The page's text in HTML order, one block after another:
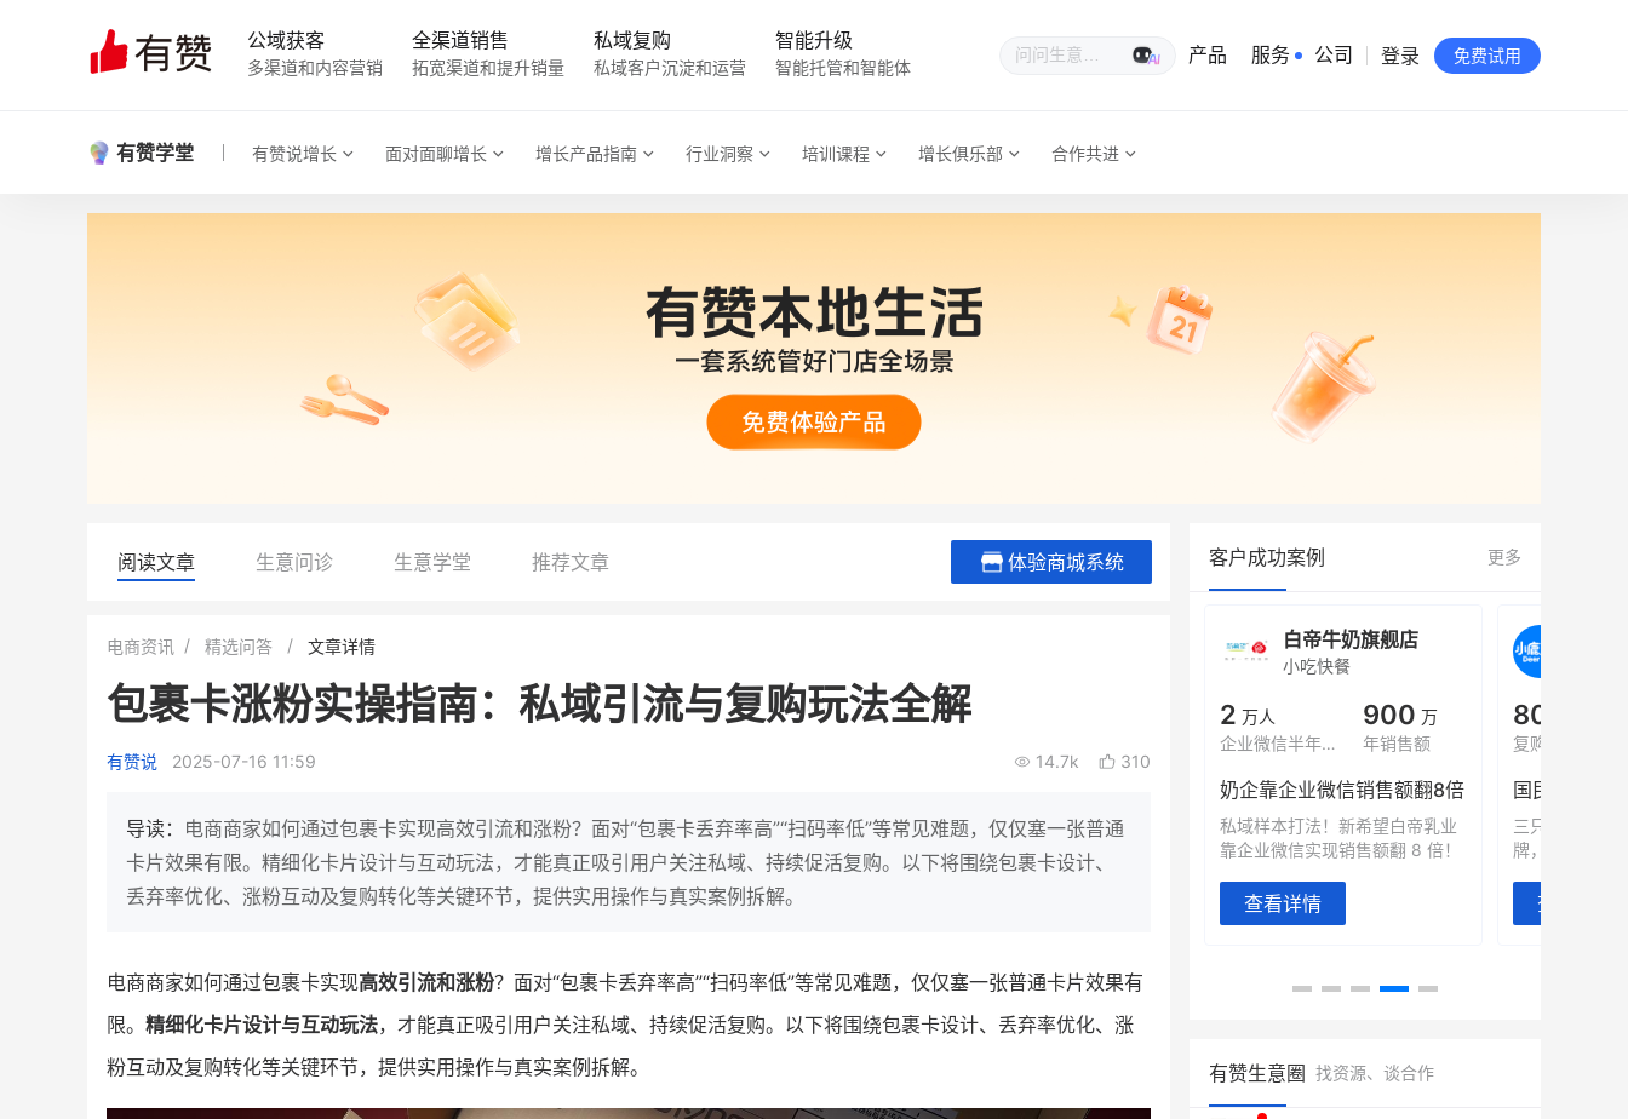
公域获客
多渠道和内容营销
全渠道销售
拓宽渠道和提升销量
私域复购
私域客户沉淀和运营
智能升级
智能托管和智能体
生意专家
产品 服务 公司
有赞公益
站点地图
登录 免费试用
有赞学堂 有赞说增长 面对面聊增长 增长产品指南 行业洞察 培训课程 增长俱乐部 合作共进
阅读文章 生意问诊 生意学堂 推荐文章 体验商城系统
电商资讯 精选问答 文章详情
包裹卡涨粉实操指南：私域引流与复购玩法全解
有赞说 2025-07-16 11:59 14.7k 310
导读： 电商商家如何通过包裹卡实现高效引流和涨粉？面对“包裹卡丢弃率高”“扫码率低”等常见难题，仅仅塞一张普通
卡片效果有限。精细化卡片设计与互动玩法，才能真正吸引用户关注私域、持续促活复购。以下将围绕包裹卡设计、
丢弃率优化、涨粉互动及复购转化等关键环节，提供实用操作与真实案例拆解。
电商商家如何通过包裹卡实现高效引流和涨粉？面对“包裹卡丢弃率高”“扫码率低”等常见难题，仅仅塞一张普通卡片效果有
限。 精细化卡片设计与互动玩法，才能真正吸引用户关注私域、持续促活复购。以下将围绕包裹卡设计、丢弃率优化、涨
粉互动及复购转化等关键环节，提供实用操作与真实案例拆解。
客户成功案例 更多
小鹿蓝蓝会员
+
7900 万
三只松鼠旗下的网红婴儿辅食品
牌，22天便拿下类目第一
查看详情
母婴
有货源没流量？母婴馆如何破局
他只用7年做到平台销冠，转战私
域如何破局？
200 万
200 %
这家女装连锁如何借有赞破局新
零售？
查看详情
30 万
IT精英回乡种地，撬动2000万生
意！
白帝牛奶旗舰店
小吃快餐
2 万人
企业微信半年拉新
900 万
年销售额
奶企靠企业微信销售额翻8倍
私域样本打法！新希望白帝乳业
靠企业微信实现销售额翻 8 倍！
查看详情
80%
复购率
国民品牌副
三只松鼠旗下
牌，22天便拿
查看详情
有赞生意圈 找资源、谈合作